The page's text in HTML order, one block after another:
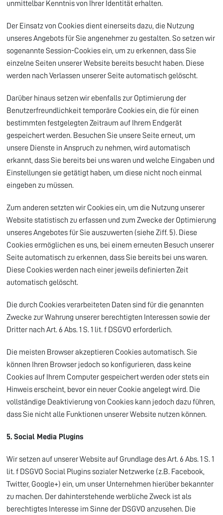
unmittelbar Kenntnis von Ihrer Identität erhalten.
Der Einsatz von Cookies dient einerseits dazu, die Nutzung
unseres Angebots für Sie angenehmer zu gestalten. So setzen wir
sogenannte Session-Cookies ein, um zu erkennen, dass Sie
einzelne Seiten unserer Website bereits besucht haben. Diese
werden nach Verlassen unserer Seite automatisch gelöscht.
Darüber hinaus setzen wir ebenfalls zur Optimierung der
Benutzerfreundlichkeit temporäre Cookies ein, die für einen
bestimmten festgelegten Zeitraum auf Ihrem Endgerät
gespeichert werden. Besuchen Sie unsere Seite erneut, um
unsere Dienste in Anspruch zu nehmen, wird automatisch
erkannt, dass Sie bereits bei uns waren und welche Eingaben und
Einstellungen sie getätigt haben, um diese nicht noch einmal
eingeben zu müssen.
Zum anderen setzten wir Cookies ein, um die Nutzung unserer
Website statistisch zu erfassen und zum Zwecke der Optimierung
unseres Angebotes für Sie auszuwerten (siehe Ziff. 5). Diese
Cookies ermöglichen es uns, bei einem erneuten Besuch unserer
Seite automatisch zu erkennen, dass Sie bereits bei uns waren.
Diese Cookies werden nach einer jeweils definierten Zeit
automatisch gelöscht.
Die durch Cookies verarbeiteten Daten sind für die genannten
Zwecke zur Wahrung unserer berechtigten Interessen sowie der
Dritter nach Art. 6 Abs. 1 S. 1 lit. f DSGVO erforderlich.
Die meisten Browser akzeptieren Cookies automatisch. Sie
können Ihren Browser jedoch so konfigurieren, dass keine
Cookies auf Ihrem Computer gespeichert werden oder stets ein
Hinweis erscheint, bevor ein neuer Cookie angelegt wird. Die
vollständige Deaktivierung von Cookies kann jedoch dazu führen,
dass Sie nicht alle Funktionen unserer Website nutzen können.
5. Social Media Plugins
Wir setzen auf unserer Website auf Grundlage des Art. 6 Abs. 1 S. 1
lit. f DSGVO Social Plugins sozialer Netzwerke (z.B. Facebook,
Twitter, Google+) ein, um unser Unternehmen hierüber bekannter
zu machen. Der dahinterstehende werbliche Zweck ist als
berechtigtes Interesse im Sinne der DSGVO anzusehen. Die